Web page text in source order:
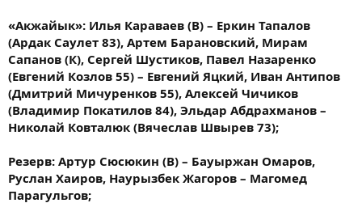
«Акжайык»: Илья Караваев (В) – Еркин Тапалов
(Ардак Саулет 83), Артем Барановский, Мирам
Сапанов (К), Сергей Шустиков, Павел Назаренко
(Евгений Козлов 55) – Евгений Яцкий, Иван Антипов
(Дмитрий Мичуренков 55), Алексей Чичиков
(Владимир Покатилов 84), Эльдар Абдрахманов –
Николай Ковталюк (Вячеслав Швырев 73);
Резерв: Артур Сюсюкин (В) – Бауыржан Омаров,
Руслан Хаиров, Наурызбек Жагоров – Магомед
Парагульгов;